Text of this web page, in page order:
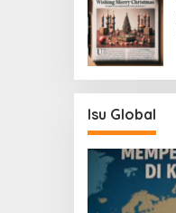
Isu Global